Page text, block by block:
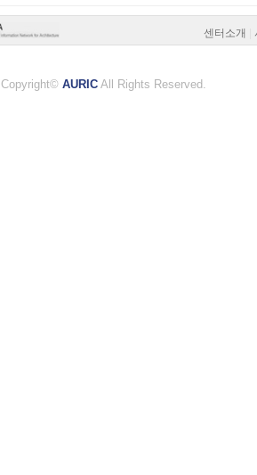
센터소개
Copyright© AURIC All Rights Reserved.